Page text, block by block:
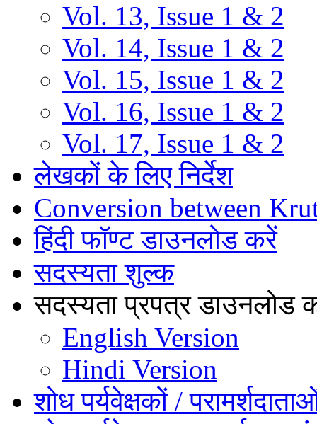
Vol. 13, Issue 1 & 2
Vol. 14, Issue 1 & 2
Vol. 15, Issue 1 & 2
Vol. 16, Issue 1 & 2
Vol. 17, Issue 1 & 2
लेखकों के लिए निर्देश
Conversion between
हिंदी फॉण्ट डाउनलोड करें
सदस्यता शुल्क
सदस्यता प्रपत्र डाउनलोड
English Version
Hindi Version
शोध पर्यवेक्षकों /